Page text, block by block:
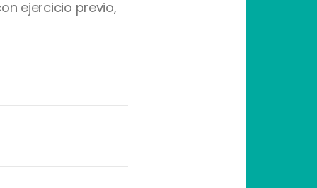
ejercicio previo,